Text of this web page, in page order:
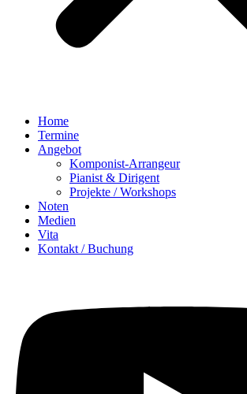
Home
Termine
Angebot
Komponist-Arrangeur
Pianist & Dirigent
Projekte / Workshops
Noten
Medien
Vita
Kontakt / Buchung